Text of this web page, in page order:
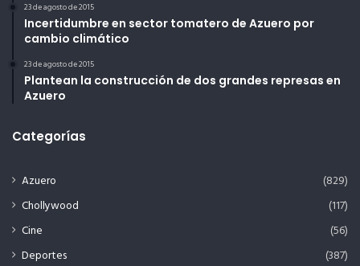
23 de agosto de 2015
Incertidumbre en sector tomatero de Azuero por
cambio climático
23 de agosto de 2015
Plantean la construcción de dos grandes represas en
Azuero
Categorías
Azuero
(829)
Chollywood
(117)
Cine
(56)
Deportes
(387)